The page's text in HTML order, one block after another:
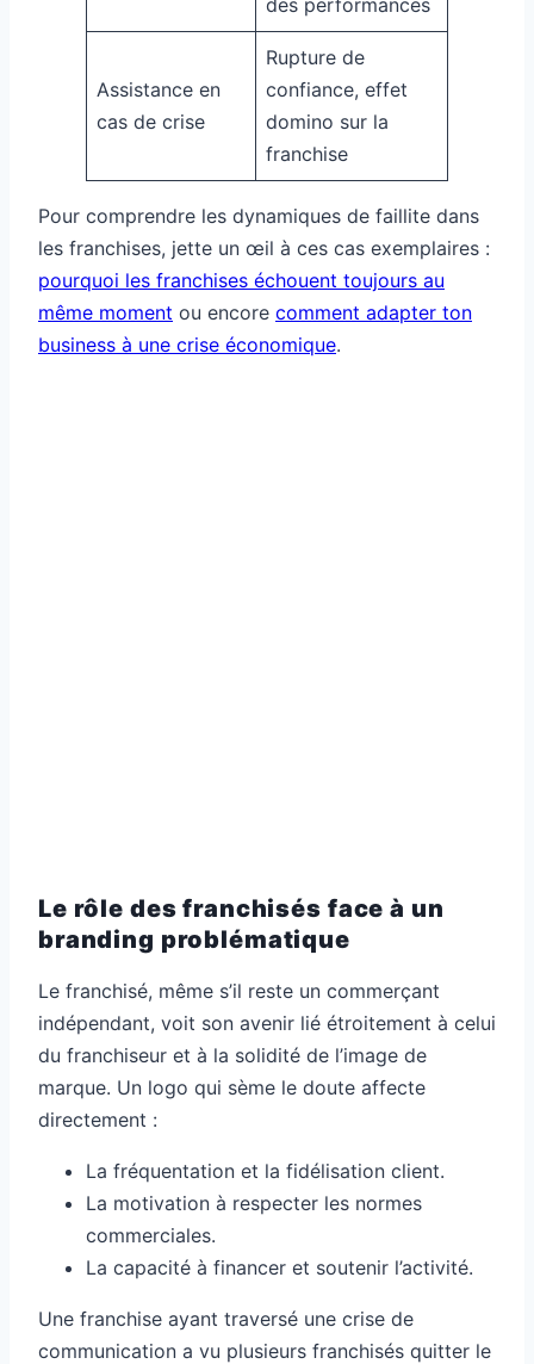
des performances
Assistance en
cas de crise
Rupture de
confiance, effet
domino sur la
franchise
Pour comprendre les dynamiques de faillite dans
les franchises, jette un œil à ces cas exemplaires :
pourquoi les franchises échouent toujours au
même moment ou encore comment adapter ton
business à une crise économique.
Le rôle des franchisés face à un
branding problématique
Le franchisé, même s’il reste un commerçant
indépendant, voit son avenir lié étroitement à celui
du franchiseur et à la solidité de l’image de
marque. Un logo qui sème le doute affecte
directement :
La fréquentation et la fidélisation client.
La motivation à respecter les normes
commerciales.
La capacité à financer et soutenir l’activité.
Une franchise ayant traversé une crise de
communication a vu plusieurs franchisés quitter le